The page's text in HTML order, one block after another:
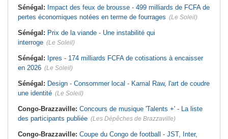
Sénégal: Impact des feux de brousse - 499 milliards de FCFA de
pertes économiques notées en terme de fourrages (Le Soleil)
Sénégal: Prix de la viande - Une instabilité qui
interroge (Le Soleil)
Sénégal: Ipres - 174 milliards FCFA de cotisations à encaisser
en 2026 (Le Soleil)
Sénégal: Design - Consommer local - Kamal Raw, l'art de coudre
une identité (Le Soleil)
Congo-Brazzaville: Concours de musique 'Talents +' - La liste
des participants publiée (Les Dépêches de Brazzaville)
Congo-Brazzaville: Coupe du Congo de football - JST, Inter,